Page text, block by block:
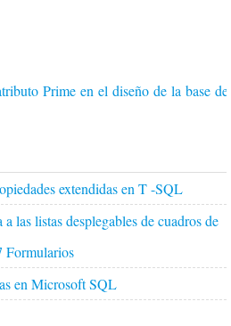
Prime en el diseño de la base
extendidas en T -SQL
las listas desplegables de cuadros de
Formularios
en Microsoft SQL